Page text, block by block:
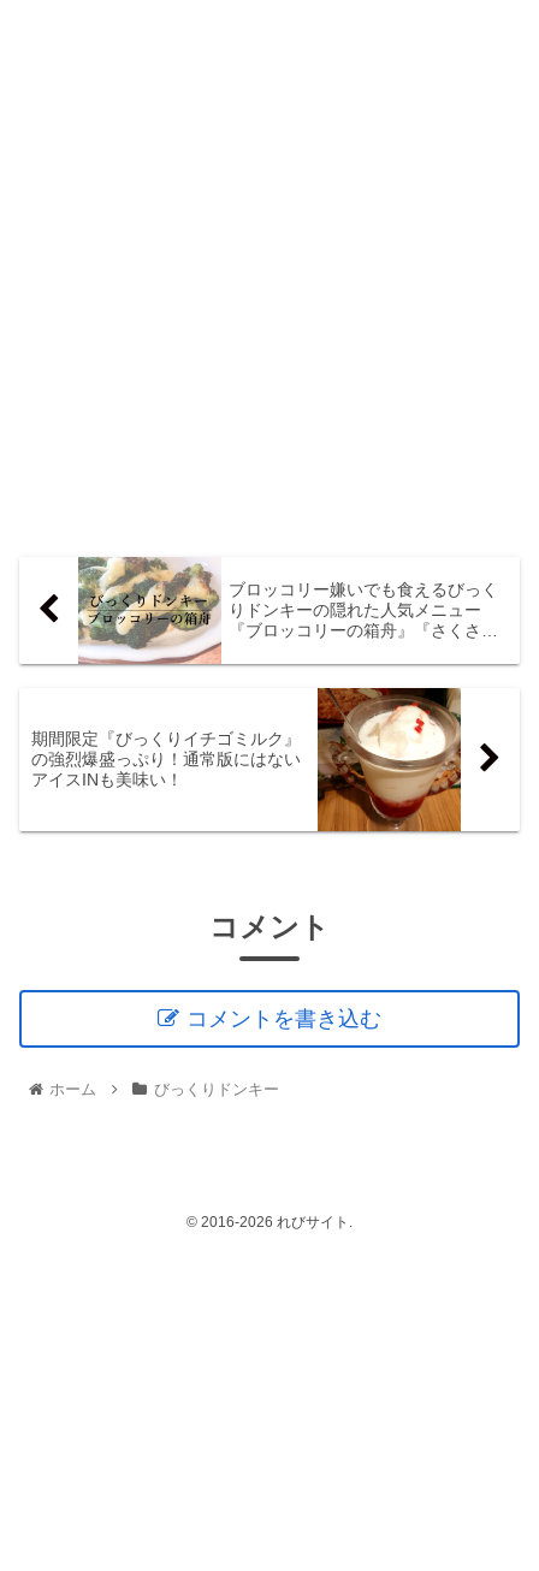
ブロッコリー嫌いでも食えるびっく
りドンキーの隠れた人気メニュー
『ブロッコリーの箱舟』『さくさく
期間限定『びっくりイチゴミルク』
の強烈爆盛っぷり！通常版にはない
アイスINも美味い！
コメント
コメントを書き込む
ホーム びっくりドンキー
© 2016-2026 れびサイト.